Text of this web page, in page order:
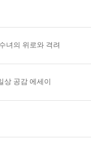
녀의 위로와 격려
공감 에세이